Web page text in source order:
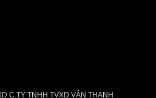
C.TY TNHH TVXD VÂN THANH